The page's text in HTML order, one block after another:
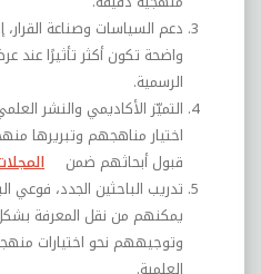
دعم السياسات وصناعة
واضحة تكون أكثر تأثيرًا عند
الرسمية.
التميّز الأكاديمي والنشر
اختيار مناهجهم وتبريرها
قبول أبحاثهم ضمن
تدريب الباحثين الجدد، فوعي
يمكنهم من نقل المعرفة
وتوجيههم نحو اختيارات